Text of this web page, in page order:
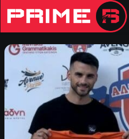
ΟΦΗ
Γ ΕΘΝΙΚΗ
Α1 ΕΠΣΗ